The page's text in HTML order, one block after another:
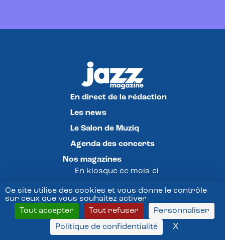
Ce site utilise des cookies et vous donne le contrôle
sur ceux que vous souhaitez activer
Tout accepter
Tout refuser
Personnaliser
Politique de confidentialité
X
En direct de la rédaction
Les news
Le Salon de Muziq
Agenda des concerts
Nos magazines
En kiosque ce mois-ci
Archives Jazz Magazine
Archives Jazz News
Archives Jazzman
Archives KR home-studio